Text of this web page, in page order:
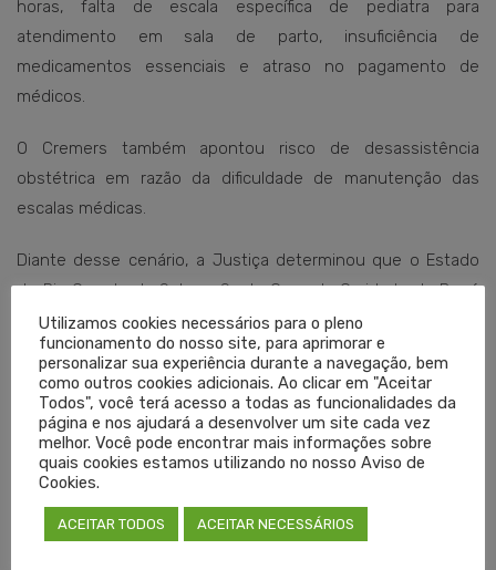
horas, falta de escala específica de pediatra para
atendimento em sala de parto, insuficiência de
medicamentos essenciais e atraso no pagamento de
médicos.
O Cremers também apontou risco de desassistência
obstétrica em razão da dificuldade de manutenção das
escalas médicas.
Diante desse cenário, a Justiça determinou que o Estado
do Rio Grande do Sul e a Santa Casa de Caridade de Bagé
assegurem o pleno funcionamento do bloco obstétrico e
comprovem a complementação das escalas médicas no
prazo máximo de 24 horas.
Para o Cremers, a situação exige acompanhamento
permanente e o cumprimento das medidas determinadas
pela Justiça, a fim de garantir condições adequadas de
atendimento à população e de trabalho aos médicos que
Utilizamos cookies necessários para o pleno
funcionamento do nosso site, para aprimorar e
personalizar sua experiência durante a navegação, bem
como outros cookies adicionais. Ao clicar em "Aceitar
Todos", você terá acesso a todas as funcionalidades da
página e nos ajudará a desenvolver um site cada vez
melhor. Você pode encontrar mais informações sobre
quais cookies estamos utilizando no nosso Aviso de
Cookies.
ACEITAR TODOS ACEITAR NECESSÁRIOS